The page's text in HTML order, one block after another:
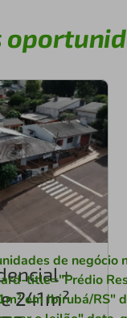
+
241m²
de negócio
title="Prédio
em Ibirubá/RS"